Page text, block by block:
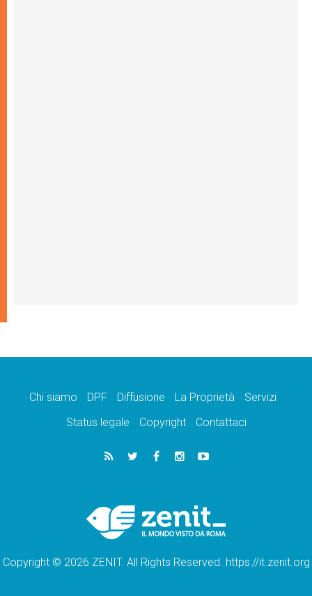
Chi siamo DPF Diffusione La Proprietà
Servizi
Status legale
Copyright Contattaci
Copyright © 2026 ZENIT. All Rights Reserved. https://it.zenit.org